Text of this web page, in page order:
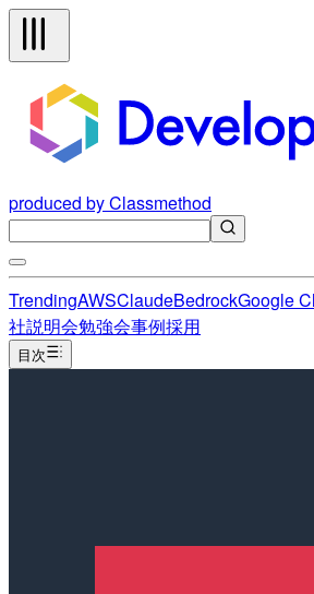
produced by Classmethod
TrendingAWSClaudeBedrockGoogle
社説明会勉強会事例採用
目次